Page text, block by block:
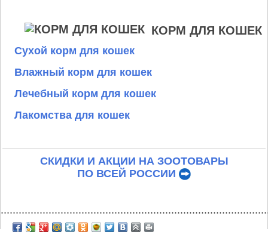
КОРМ ДЛЯ КОШЕК
Сухой корм для кошек
Влажный корм для кошек
Лечебный корм для кошек
Лакомства для кошек
СКИДКИ И АКЦИИ НА ЗООТОВАРЫ
ПО ВСЕЙ РОССИИ